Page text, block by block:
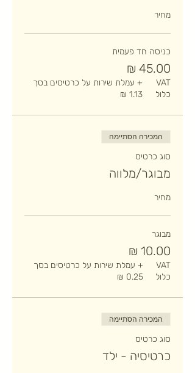
מחיר
כניסה חד פעמית
VAT
כלול
+ עמלת שירות על כרטיסים בסך
‏1.13 ‏₪
המכירה הסתיימה
סוג כרטיס
מבוגר/מלווה
מחיר
מבוגר
VAT
כלול
+ עמלת שירות על כרטיסים בסך
‏0.25 ‏₪
המכירה הסתיימה
סוג כרטיס
כרטיסיה - ילד